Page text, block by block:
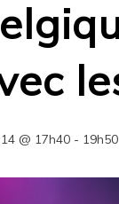
@ 17h40 - 19h50